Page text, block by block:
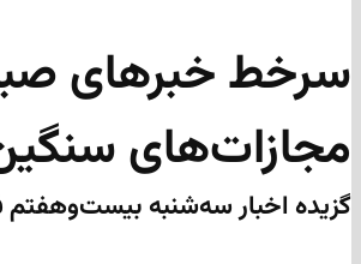
سرخط خبرهای
مجازات‌های
گزیده اخبار سه‌شنبه بیست‌وهفتم فوریه ۲۰۲۴ به